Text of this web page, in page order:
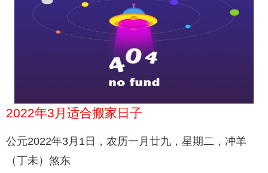
2022年3月适合搬家日子
公元2022年3月1日，农历一月廿九，星期二，冲羊
（丁未）煞东